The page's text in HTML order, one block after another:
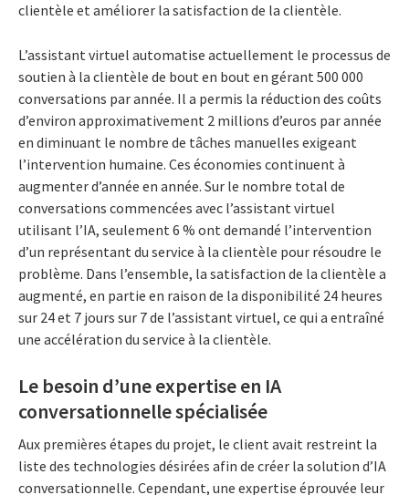
clientèle et améliorer la satisfaction de la clientèle.
L’assistant virtuel automatise actuellement le processus de
soutien à la clientèle de bout en bout en gérant 500 000
conversations par année. Il a permis la réduction des coûts
d’environ approximativement 2 millions d’euros par année
en diminuant le nombre de tâches manuelles exigeant
l’intervention humaine. Ces économies continuent à
augmenter d’année en année. Sur le nombre total de
conversations commencées avec l’assistant virtuel
utilisant l’IA, seulement 6 % ont demandé l’intervention
d’un représentant du service à la clientèle pour résoudre le
problème. Dans l’ensemble, la satisfaction de la clientèle a
augmenté, en partie en raison de la disponibilité 24 heures
sur 24 et 7 jours sur 7 de l’assistant virtuel, ce qui a entraîné
une accélération du service à la clientèle.
Le besoin d’une expertise en IA
conversationnelle spécialisée
Aux premières étapes du projet, le client avait restreint la
liste des technologies désirées afin de créer la solution d’IA
conversationnelle. Cependant, une expertise éprouvée leur